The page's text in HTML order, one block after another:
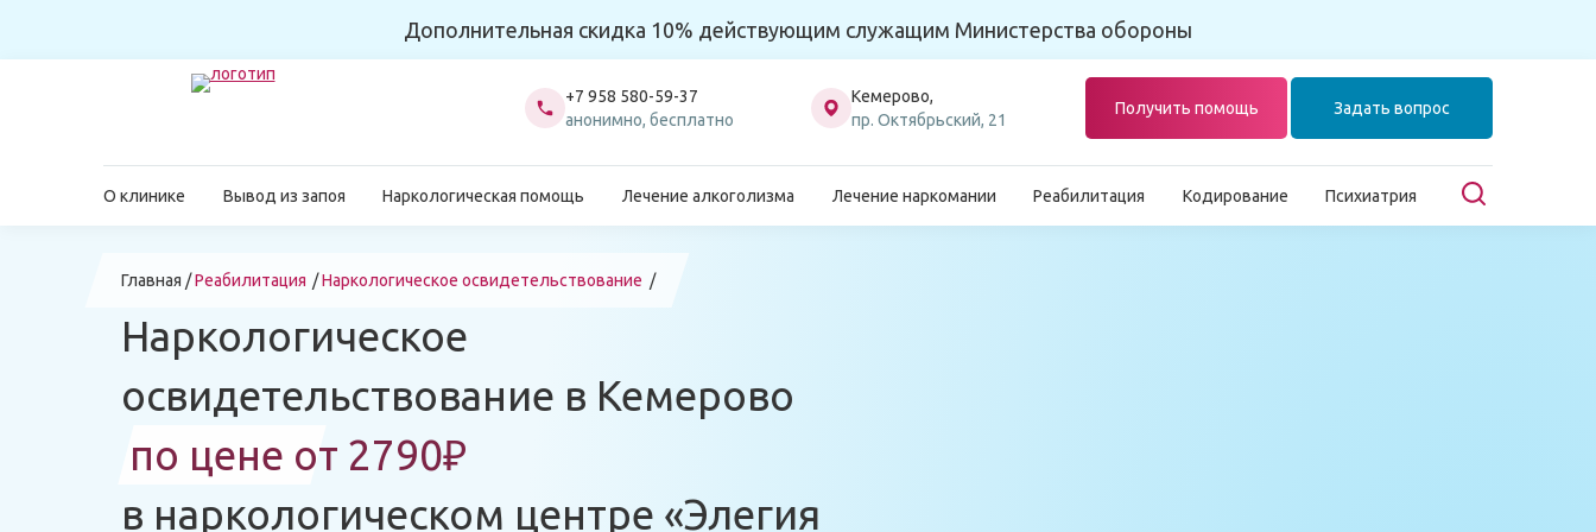
Дополнительная скидка 10% действующим служащим Министерства обороны
+7 958 580-59-37
анонимно, бесплатно
Кемерово,
пр. Октябрьский, 21
Получить помощь Задать вопрос
О клинике Вывод из запоя Наркологическая помощь Лечение алкоголизма Лечение наркомании Реабилитация Кодирование Психиатрия
Главная Реабилитация Наркологическое освидетельствование
Наркологическое
освидетельствование в Кемерово
по цене от 2790₽
в наркологическом центре «Элегия